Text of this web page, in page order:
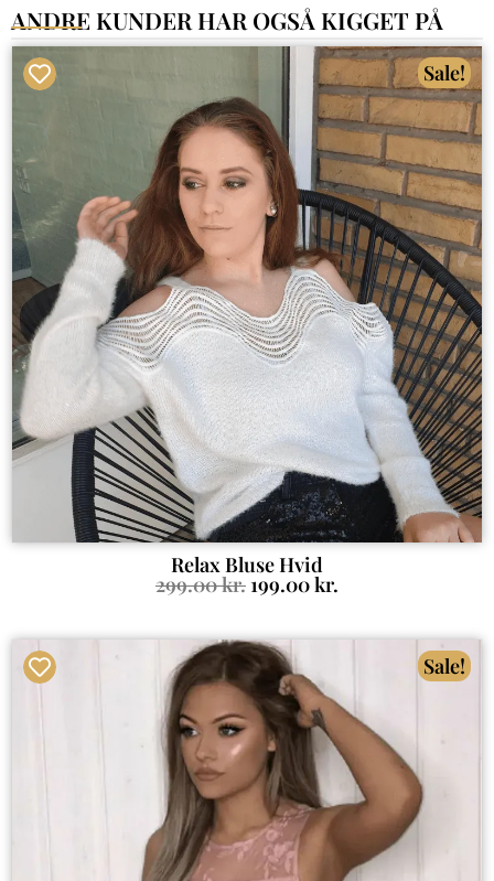
ANDRE KUNDER HAR OGSÅ KIGGET PÅ
Sale!
Relax Bluse Hvid
299.00kr.199.00kr.
Sale!